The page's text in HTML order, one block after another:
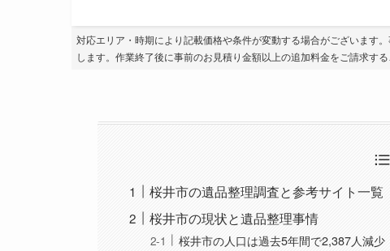
対応エリア・時期により記載価格や条件が変動する場合がございます
します。作業終了後に事前のお見積り金額以上の追加料金をご請求する
桜井市の遺品整理調査と参考サイト一覧
桜井市の現状と遺品整理事情
桜井市の人口は過去5年間で2,387人減少